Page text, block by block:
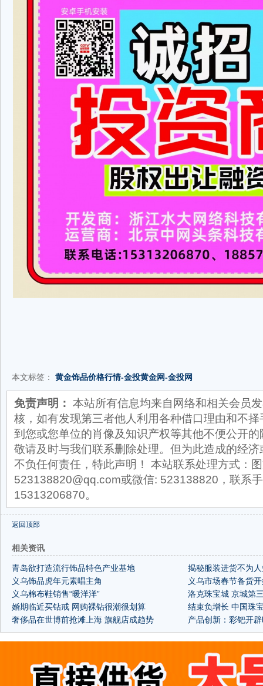
本文标签： 黄金饰品价格行情-金投黄金网-金投网
免责声明： 本站所有信息均来自网络和相关会员
核，如有发现第三者他人利用各种借口理由和不
到您或您单位的肖像及知识产权等其他不便公开
敬请及时与我们联系删除处理。但为此造成的经
不负任何责任，特此声明！ 本站联系处理方式：
523138820@qq.com或微信: 523138820，联系
15313206870。
返回顶部
相关资讯
青岛欲打造流行饰品特色产业基地
揭秘服装进货不为
义乌饰品虎年元素唱主角
义乌市场春节备货
义乌棉布鞋销售“暖洋洋”
洛克珠宝城 京城第
婚期临近买钻戒 网购裸钻很潮很划算
结束负增长 中国珠
奢侈品在世博前抢滩上海 旗舰店成趋势
产品创新：彩钯开